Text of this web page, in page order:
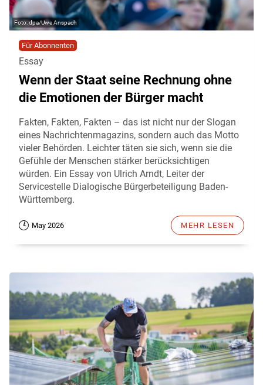
dpa/Uwe Anspach
Für Abonnenten
Essay
Wenn der Staat seine Rechnung ohne
die Emotionen der Bürger macht
Fakten, Fakten, Fakten – das ist nicht nur der Slogan
eines Nachrichtenmagazins, sondern auch das Motto
vieler Behörden. Leichter täten sie sich, wenn sie die
Gefühle der Menschen stärker berücksichtigen
würden. Ein Essay von Ulrich Arndt, Leiter der
Servicestelle Dialogische Bürgerbeteiligung Baden-
Württemberg.
May 2026 MEHR LESEN